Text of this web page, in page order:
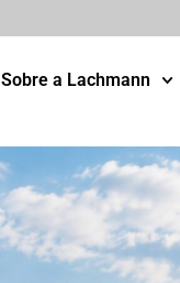
Sobre a Lachmann